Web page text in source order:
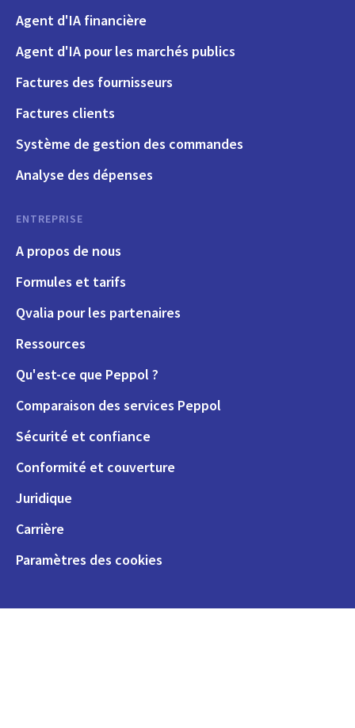
Agent d'IA financière
Agent d'IA pour les marchés publics
Factures des fournisseurs
Factures clients
Système de gestion des commandes
Analyse des dépenses
ENTREPRISE
A propos de nous
Formules et tarifs
Qvalia pour les partenaires
Ressources
Qu'est-ce que Peppol ?
Comparaison des services Peppol
Sécurité et confiance
Conformité et couverture
Juridique
Carrière
Paramètres des cookies